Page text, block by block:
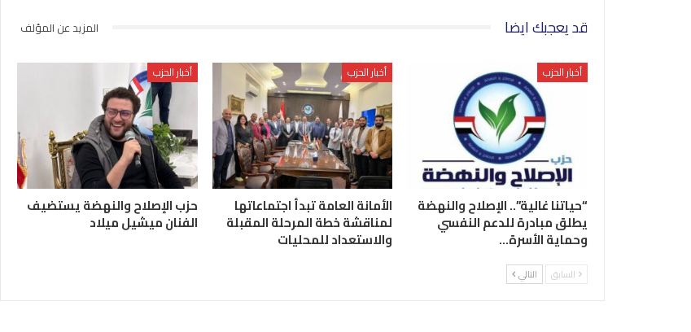
قد يعجبك ايضا المزيد عن المؤلف
أخبار الحزب
“حياتنا غالية”.. الإصلاح والنهضة
يطلق مبادرة للدعم النفسي
وحماية الأسرة…
أخبار الحزب
الأمانة العامة تبدأ اجتماعاتها
لمناقشة خطة المرحلة المقبلة
والاستعداد للمحليات
أخبار الحزب
حزب الإصلاح والنهضة يستضيف
الفنان ميشيل ميلاد
السابق التالي